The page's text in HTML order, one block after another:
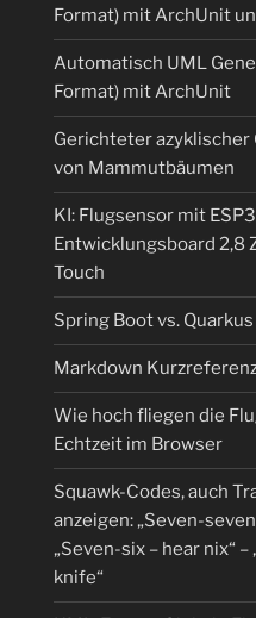
Format) mit ArchUnit
Automatisch UML
Format) mit ArchUnit
Gerichteter azyklischer
von Mammutbäumen
KI: Flugsensor mit
Entwicklungsboard 2,8
Touch
Spring Boot vs.
Markdown
Wie hoch fliegen die
Echtzeit im Browser
Squawk-Codes, auch
anzeigen: „Seven-
„Seven-six – hear nix“
knife“